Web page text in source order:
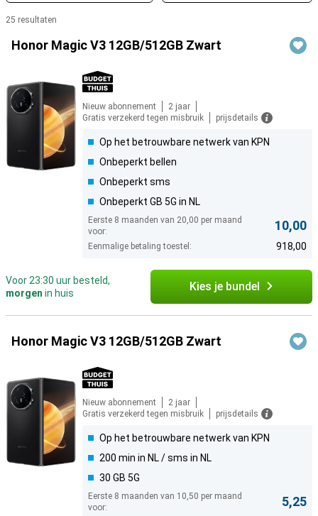
25 resultaten
Honor Magic V3 12GB/512GB Zwart
Nieuw abonnement
2 jaar
Gratis verzekerd tegen misbruik
prijsdetails
Op het betrouwbare netwerk van KPN
Onbeperkt bellen
Onbeperkt sms
Onbeperkt GB 5G in NL
Eerste 8 maanden van 20,00 per maand
voor:
10,00
Eenmalige betaling toestel: 918,00
Voor 23:30 uur besteld,
morgen in huis Kies je bundel
Honor Magic V3 12GB/512GB Zwart
Nieuw abonnement
2 jaar
Gratis verzekerd tegen misbruik
prijsdetails
Op het betrouwbare netwerk van KPN
200 min in NL / sms in NL
30 GB 5G
Eerste 8 maanden van 10,50 per maand
voor:
5,25